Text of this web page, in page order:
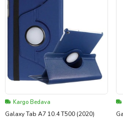
Kargo Bedava
Galaxy Tab A7 10.4 T500 (2020)